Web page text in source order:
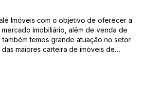
Imóveis com o objetivo de oferecer a
imobiliário, além de venda de
temos grande atuação no setor
maiores carteira de imóveis de
reavaliamos a nossa Missão, Visão e